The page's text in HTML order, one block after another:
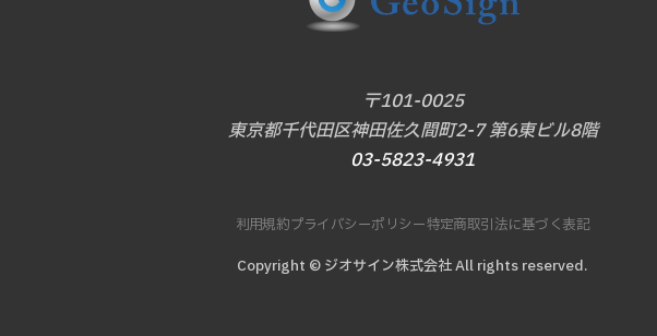
〒101-0025
東京都千代田区神田佐久間町2-7 第6東ビル8階
03-5823-4931
利用規約プライバシーポリシー特定商取引法に基づく表記
Copyright © ジオサイン株式会社 All rights reserved.